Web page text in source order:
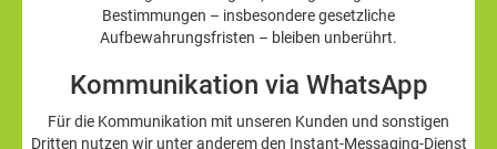
Bestimmungen – insbesondere gesetzliche
Aufbewahrungsfristen – bleiben unberührt.
Kommunikation via WhatsApp
Für die Kommunikation mit unseren Kunden und sonstigen
Dritten nutzen wir unter anderem den Instant-Messaging-Dienst